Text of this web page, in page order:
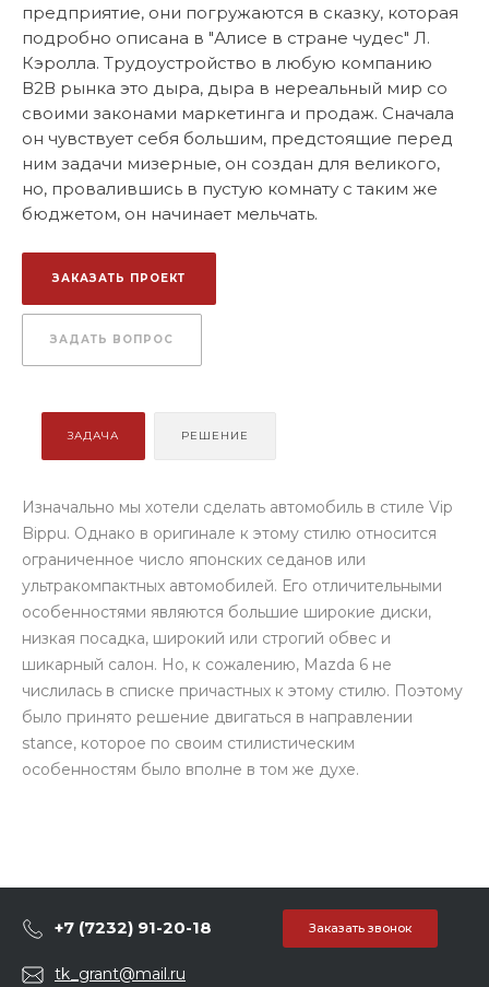
предприятие, они погружаются в сказку, которая
подробно описана в "Алисе в стране чудес" Л.
Кэролла. Трудоустройство в любую компанию
В2В рынка это дыра, дыра в нереальный мир со
своими законами маркетинга и продаж. Сначала
он чувствует себя большим, предстоящие перед
ним задачи мизерные, он создан для великого,
но, провалившись в пустую комнату с таким же
бюджетом, он начинает мельчать.
ЗАКАЗАТЬ ПРОЕКТ
ЗАДАТЬ ВОПРОС
ЗАДАЧА РЕШЕНИЕ
Изначально мы хотели сделать автомобиль в стиле Vip
Bippu. Однако в оригинале к этому стилю относится
ограниченное число японских седанов или
ультракомпактных автомобилей. Его отличительными
особенностями являются большие широкие диски,
низкая посадка, широкий или строгий обвес и
шикарный салон. Но, к сожалению, Mazda 6 не
числилась в списке причастных к этому стилю. Поэтому
было принято решение двигаться в направлении
stance, которое по своим стилистическим
особенностям было вполне в том же духе.
+7 (7232) 91-20-18 Заказать звонок
tk_grant@mail.ru